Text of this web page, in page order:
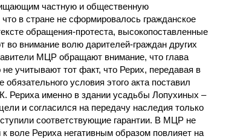
частную и общественную
в стране не сформировалось гражданское
обращения-протеста, высокопоставленные
во внимание волю дарителей-граждан других
МЦР обращают внимание, что глава
учитывают тот факт, что Рерих, передавая в
условия этого акта поставил
Рериха именно в здании усадьбы Лопухиных –
и согласился на передачу наследия только
соответствующие гарантии. В МЦР не
воле Рериха негативным образом повлияет на